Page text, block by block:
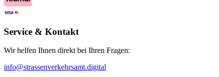
Service & Kontakt
Wir helfen Ihnen direkt bei Ihren Fragen:
info@strassenverkehrsamt.digital